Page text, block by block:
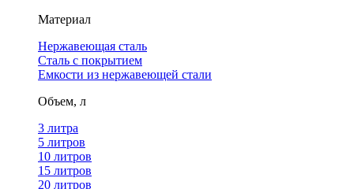
Материал
Нержавеющая сталь
Сталь с покрытием
Емкости из нержавеющей стали
Объем, л
3 литра
5 литров
10 литров
15 литров
20 литров